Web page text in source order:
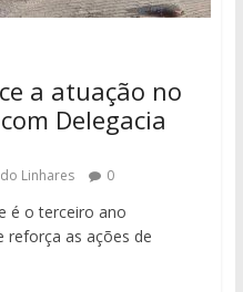
a atuação no
Delegacia
Linhares 0
é o terceiro ano
reforça as ações de